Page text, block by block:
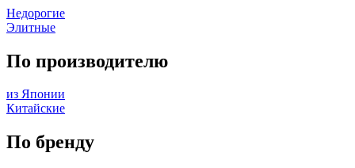
Недорогие
Элитные
По производителю
из Японии
Китайские
По бренду